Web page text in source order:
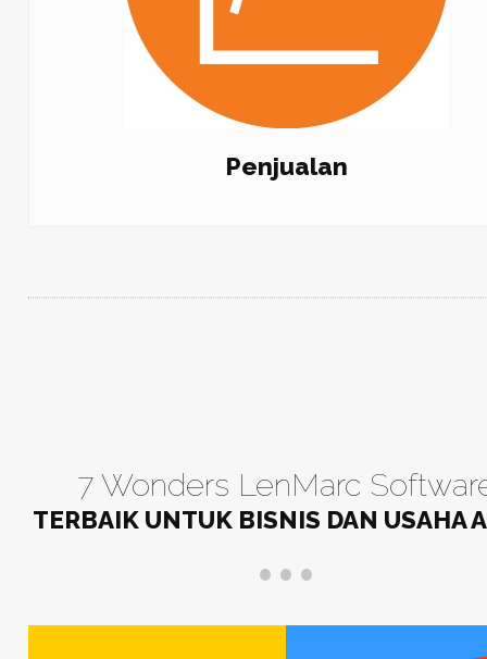
Penjualan
7 Wonders LenMarc
TERBAIK UNTUK BISNIS DAN USAHA